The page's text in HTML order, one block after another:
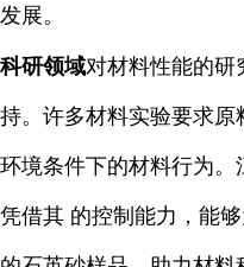
发展。
科研领域对材料性能的研
持。许多材料实验要求原
环境条件下的材料行为
凭借其 的控制能力，能